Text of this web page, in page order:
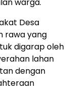
warga.
Desa
rawa yang
digarap oleh
lahan
dengan